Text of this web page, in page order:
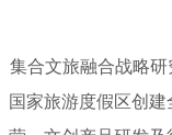
集合文旅融合战略
国家旅游度假区创